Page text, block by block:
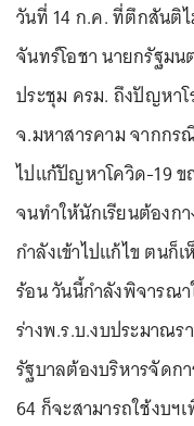
วันที่ 14 ก.ค. ที่ตึกสันติ
จันทร์โอชา นายกรัฐม
ประชุม ครม. ถึงปัญหาโ
จ.มหาสารคาม จากกร
ไปแก้ปัญหาโควิด-19 ข
จนทำให้นักเรียนต้องก
กำลังเข้าไปแก้ไข ตนก็
ร้อน วันนี้กำลังพิจารณ
ร่างพ.ร.บ.งบประมาณ
รัฐบาลต้องบริหารจัด
64 ก็จะสามารถใช้งบฯ